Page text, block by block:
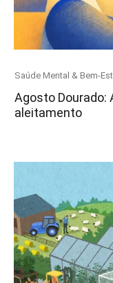
Category
Saúde Mental & Bem-
Agosto Dourado:
aleitamento